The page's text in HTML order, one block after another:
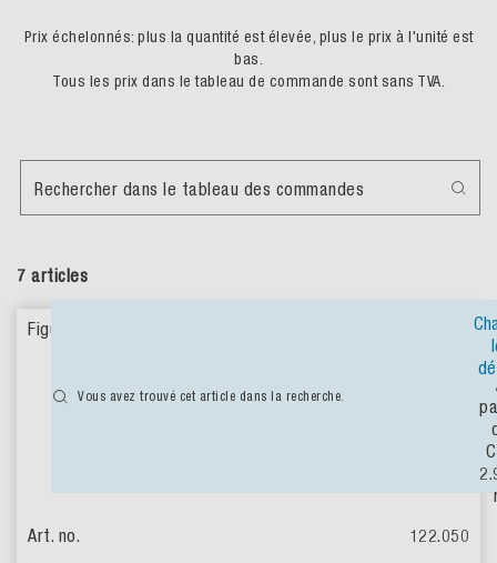
Prix échelonnés: plus la quantité est élevée, plus le prix à l'unité est
bas.
Tous les prix dans le tableau de commande sont sans TVA.
7 articles
Rechercher dans le tableau des commandes
Vous avez trouvé cet article dans la recherche.
122.050